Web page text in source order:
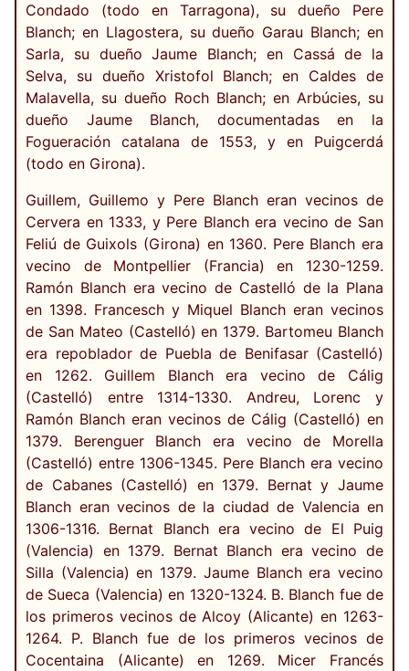
Condado (todo en Tarragona), su dueño Pere
Blanch; en Llagostera, su dueño Garau Blanch; en
Sarla, su dueño Jaume Blanch; en Cassá de la
Selva, su dueño Xristofol Blanch; en Caldes de
Malavella, su dueño Roch Blanch; en Arbúcies, su
dueño Jaume Blanch, documentadas en la
Fogueración catalana de 1553, y en Puigcerdá
(todo en Girona).
Guillem, Guillemo y Pere Blanch eran vecinos de
Cervera en 1333, y Pere Blanch era vecino de San
Feliú de Guixols (Girona) en 1360. Pere Blanch era
vecino de Montpellier (Francia) en 1230-1259.
Ramón Blanch era vecino de Castelló de la Plana
en 1398. Francesch y Miquel Blanch eran vecinos
de San Mateo (Castelló) en 1379. Bartomeu Blanch
era repoblador de Puebla de Benifasar (Castelló)
en 1262. Guillem Blanch era vecino de Cálig
(Castelló) entre 1314-1330. Andreu, Lorenc y
Ramón Blanch eran vecinos de Cálig (Castelló) en
1379. Berenguer Blanch era vecino de Morella
(Castelló) entre 1306-1345. Pere Blanch era vecino
de Cabanes (Castelló) en 1379. Bernat y Jaume
Blanch eran vecinos de la ciudad de Valencia en
1306-1316. Bernat Blanch era vecino de El Puig
(Valencia) en 1379. Bernat Blanch era vecino de
Silla (Valencia) en 1379. Jaume Blanch era vecino
de Sueca (Valencia) en 1320-1324. B. Blanch fue de
los primeros vecinos de Alcoy (Alicante) en 1263-
1264. P. Blanch fue de los primeros vecinos de
Cocentaina (Alicante) en 1269. Micer Francés